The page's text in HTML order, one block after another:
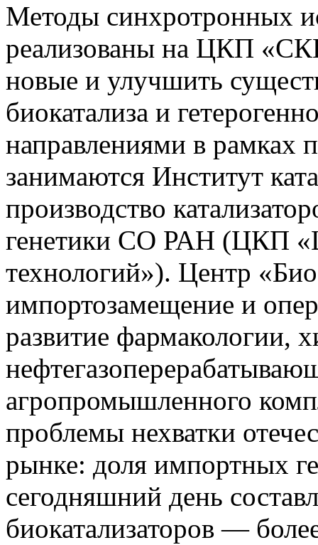
Методы синхротронных
реализованы на ЦКП
новые и улучшить
биокатализа и
направлениями в рамках
занимаются Институт
производство
генетики СО РАН (ЦКП
технологий»). Центр
импортозамещение и
развитие фармакологии,
агропромышленного
проблемы нехватки
рынке: доля импортных
сегодняшний день
биокатализаторов —